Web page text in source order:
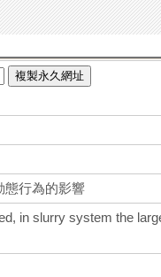
複製永久網址
態行為的影響
in slurry system the